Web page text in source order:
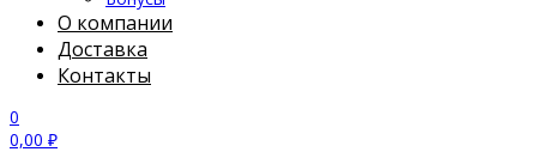
О компании
Доставка
Контакты
0
0,00 ₽